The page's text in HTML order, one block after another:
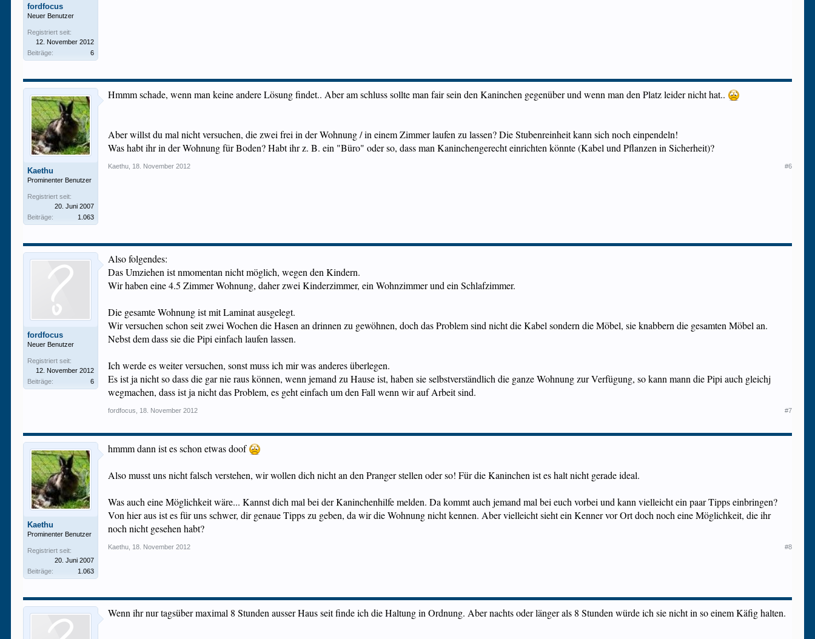
fordfocus
Neuer Benutzer
Registriert seit:
12. November 2012
Beiträge:
6
Kaethu
Prominenter Benutzer
Registriert seit:
20. Juni 2007
Beiträge:
1.063
Hmmm schade, wenn man keine andere Lösung findet.. Aber am schluss sollte man fair sein den Kaninchen gegenüber und wenn man den Platz leider nicht hat..
Aber willst du mal nicht versuchen, die zwei frei in der Wohnung / in einem Zimmer laufen zu lassen? Die Stubenreinheit kann sich noch einpendeln!
Was habt ihr in der Wohnung für Boden? Habt ihr z. B. ein "Büro" oder so, dass man Kaninchengerecht einrichten könnte (Kabel und Pflanzen in Sicherheit)?
Kaethu 18. November 2012 #6
fordfocus
Neuer Benutzer
Registriert seit:
12. November 2012
Beiträge:
6
Also folgendes:
Das Umziehen ist nmomentan nicht möglich, wegen den Kindern.
Wir haben eine 4.5 Zimmer Wohnung, daher zwei Kinderzimmer, ein Wohnzimmer und ein Schlafzimmer.
Die gesamte Wohnung ist mit Laminat ausgelegt.
Wir versuchen schon seit zwei Wochen die Hasen an drinnen zu gewöhnen, doch das Problem sind nicht die Kabel sondern die Möbel, sie knabbern die gesamten Möbel an.
Nebst dem dass sie die Pipi einfach laufen lassen.
Ich werde es weiter versuchen, sonst muss ich mir was anderes überlegen.
Es ist ja nicht so dass die gar nie raus können, wenn jemand zu Hause ist, haben sie selbstverständlich die ganze Wohnung zur Verfügung, so kann mann die Pipi auch gleichj
wegmachen, dass ist ja nicht das Problem, es geht einfach um den Fall wenn wir auf Arbeit sind.
fordfocus 18. November 2012 #7
Kaethu
Prominenter Benutzer
Registriert seit:
20. Juni 2007
Beiträge:
1.063
hmmm dann ist es schon etwas doof
Also musst uns nicht falsch verstehen, wir wollen dich nicht an den Pranger stellen oder so! Für die Kaninchen ist es halt nicht gerade ideal.
Was auch eine Möglichkeit wäre... Kannst dich mal bei der Kaninchenhilfe melden. Da kommt auch jemand mal bei euch vorbei und kann vielleicht ein paar Tipps einbringen?
Von hier aus ist es für uns schwer, dir genaue Tipps zu geben, da wir die Wohnung nicht kennen. Aber vielleicht sieht ein Kenner vor Ort doch noch eine Möglichkeit, die ihr
noch nicht gesehen habt?
Kaethu 18. November 2012 #8
Wenn ihr nur tagsüber maximal 8 Stunden ausser Haus seit finde ich die Haltung in Ordnung. Aber nachts oder länger als 8 Stunden würde ich sie nicht in so einem Käfig halten.